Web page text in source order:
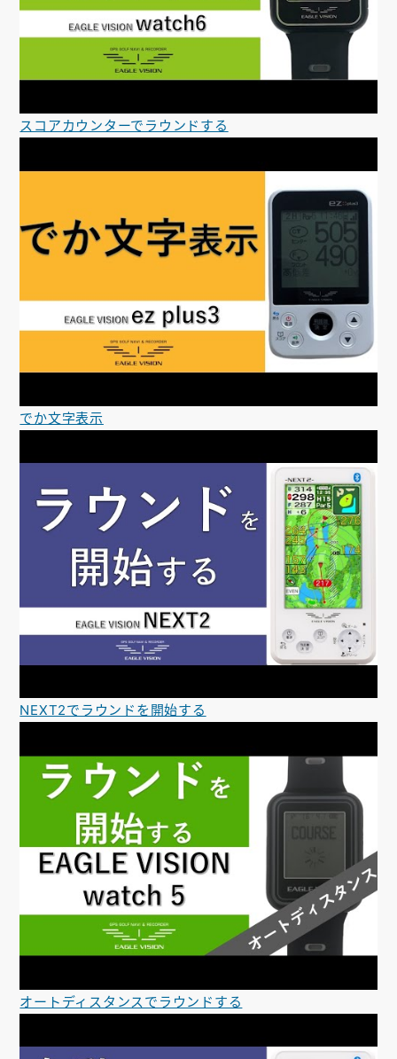
スコアカウンターでラウンドする
でか文字表示
NEXT2でラウンドを開始する
オートディスタンスでラウンドする